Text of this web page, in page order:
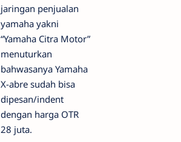
jaringan penjualan
yamaha yakni
“Yamaha Citra Motor”
menuturkan
bahwasanya Yamaha
X-abre sudah bisa
dipesan/indent
dengan harga OTR
28 juta.